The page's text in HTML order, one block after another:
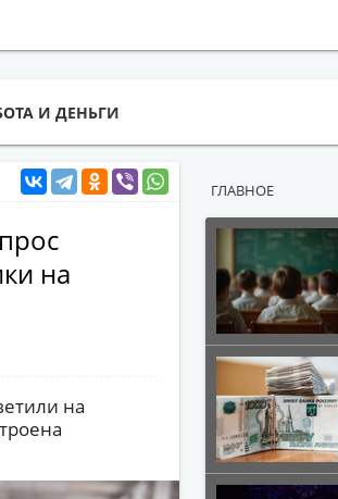
И ДЕНЬГИ
на
на
ГЛАВНОЕ